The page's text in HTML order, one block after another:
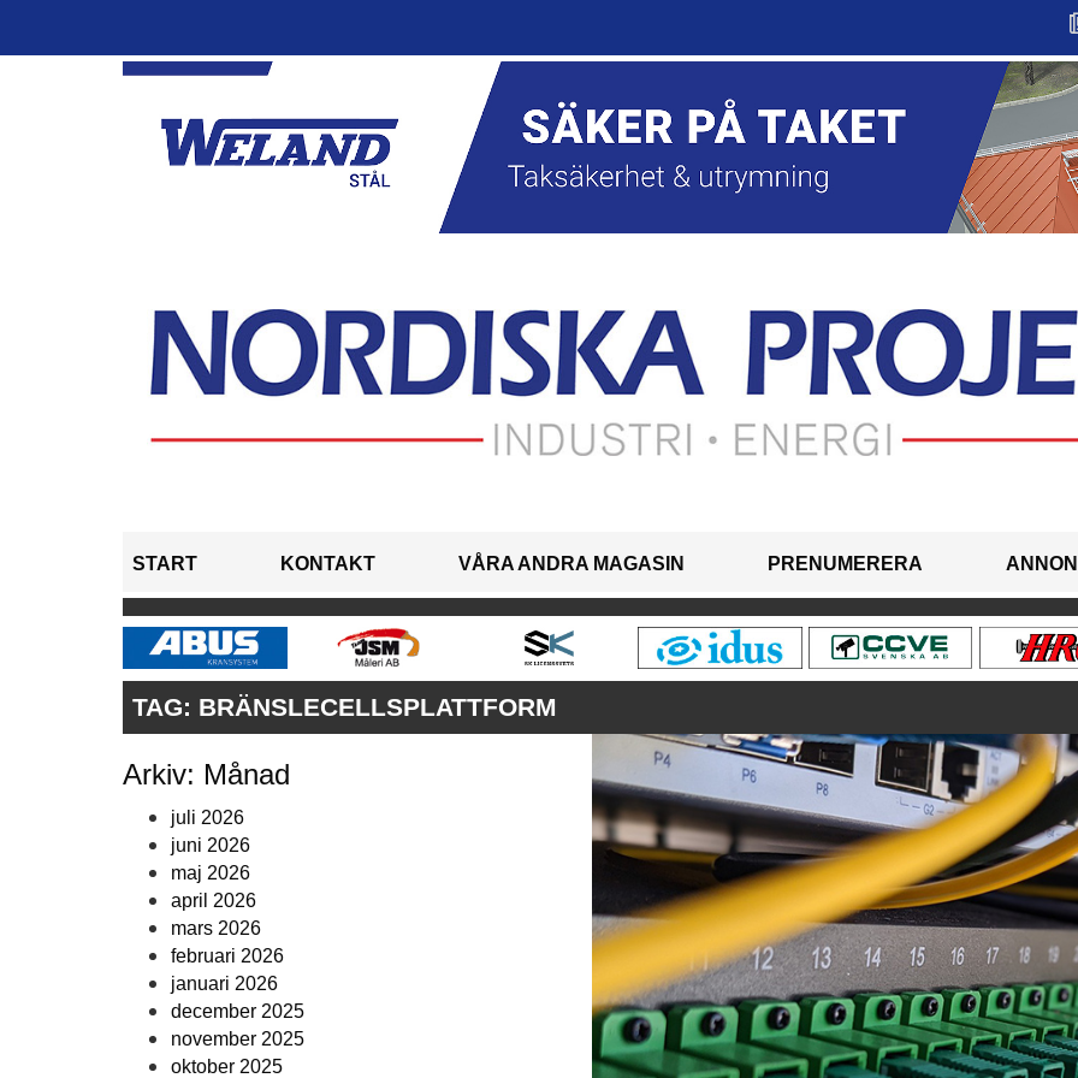
START KONTAKT VÅRA ANDRA MAGASIN PRENUMERERA
TAG: BRÄNSLECELLSPLATTFORM
Arkiv: Månad
juli 2026
juni 2026
maj 2026
april 2026
mars 2026
februari 2026
januari 2026
december 2025
november 2025
oktober 2025